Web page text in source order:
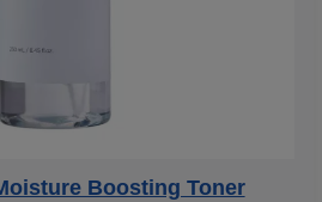
Boosting Toner